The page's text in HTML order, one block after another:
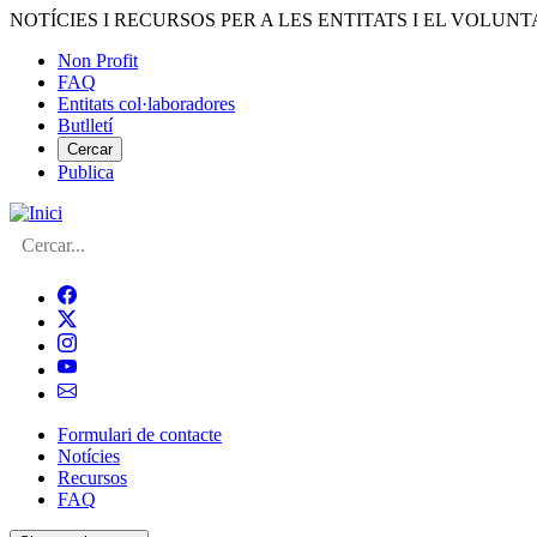
Vés
contingut
NOTÍCIES I RECURSOS PER A LES ENTITATS I EL
Menú
del
compte
d'usuari
Non Profit
FAQ
Entitats col·laboradores
Butlletí
Cercar
Publica
Cerca
Navegació
principal
de
Formulari de contacte
Notícies
Recursos
FAQ